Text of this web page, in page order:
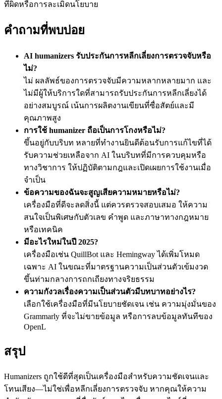
ที่ผิดหรือการละเมิดนโยบาย
คำถามที่พบบ่อย
AI humanizers รับประกันการหลีกเลี่ยงการตรวจจับหรือ
ไม่?
ไม่ ผลลัพธ์ของการตรวจจับมีความหลากหลายมาก และ
ไม่มีผู้ให้บริการใดที่สามารถรับประกันการหลีกเลี่ยงได้
อย่างสมบูรณ์ เน้นการผลิตงานเขียนที่ซื่อสัตย์และมี
คุณภาพสูง
การใช้ humanizer ถือเป็นการโกงหรือไม่?
ขึ้นอยู่กับบริบท หลายที่ทำงานยินดีต้อนรับการแก้ไขที่ได้
รับความช่วยเหลือจาก AI ในบริบทที่มีการควบคุมหรือ
ทางวิชาการ ให้ปฏิบัติตามกฎและเปิดเผยการใช้งานเมื่อ
จำเป็น
ข้อความของฉันจะสูญเสียความหมายหรือไม่?
เครื่องมือที่ดีจะลดสิ่งนี้ แต่ควรตรวจสอบเสมอ ให้ความ
สนใจเป็นพิเศษกับตัวเลข คำพูด และภาษาทางกฎหมาย
หรือเทคนิค
มีอะไรใหม่ในปี 2025?
เครื่องมือเช่น QuillBot และ Hemingway ได้เพิ่มโหมด
เฉพาะ AI ในขณะที่มาตรฐานความเป็นส่วนตัวเข้มงวด
ขึ้นท่ามกลางการถกเถียงทางจริยธรรม
ความกังวลเรื่องความเป็นส่วนตัวมีบทบาทอย่างไร?
เลือกใช้เครื่องมือที่มีนโยบายชัดเจน เช่น ความมุ่งมั่นของ
Grammarly ที่จะไม่ขายข้อมูล หรือการลบข้อมูลทันทีของ
OpenL
สรุป
Humanizers ถูกใช้ดีที่สุดเป็นเครื่องมือสำหรับความชัดเจนและ
โทนเสียง—ไม่ใช่เพื่อหลีกเลี่ยงการตรวจจับ หากคุณให้ความ